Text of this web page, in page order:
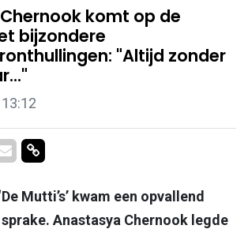
komt op de
bijzondere
"Altijd zonder
Twitter
op Whatsapp
Delen via Mail
Delen via link
Mutti’s’ kwam een opvallend
Anastasya Chernook legde